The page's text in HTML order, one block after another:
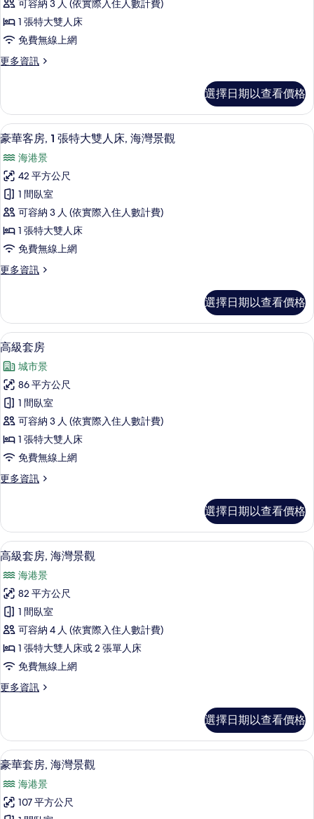
所
有
相
庭
園
的
情
房,
1
張
特
雙
人
床
(Grand)
的
所
有
相
片
可容納 3 人 (依實際入住人數計費)
1 張特大雙人床
免費無線上網
更多資訊
更
客
房,
1
特
大
雙
人
床
(Grand)
的
詳
選擇日期以查看價格
顯
示
豪
華
客
房,
1
張
特
雙
人
床,
海
灣
景
觀
的
所
有
高級寢具、羽絨被、迷你吧、客房內保
7
豪華客房, 1 張特大雙人床, 海灣景觀
海港景
42 平方公尺
1 間臥室
可容納 3 人 (依實際入住人數計費)
1 張特大雙人床
免費無線上網
更多資訊
更
客
房,
1
特
大
雙
人
床,
海
灣
景
的
選擇日期以查看價格
顯
示
高
級
套
房
的
所
有
片
高級套房 | 客廳 | 55-吋 LCD 液晶電視
7
高級套房
城市景
86 平方公尺
1 間臥室
可容納 3 人 (依實際入住人數計費)
1 張特大雙人床
免費無線上網
更多資訊
更
套
房
的
情
選擇日期以查看價格
顯
示
高
級
套
房,
海
灣
景
的
所
有
相
片
高級套房, 海灣景觀 | 高級寢具、羽絨
9
高級套房, 海灣景觀
海港景
82 平方公尺
1 間臥室
可容納 4 人 (依實際入住人數計費)
1 張特大雙人床或 2 張單人床
免費無線上網
更多資訊
更
套
房,
海
景
觀
的
選擇日期以查看價格
顯
示
豪
華
高級寢具、羽絨被、迷你吧、客房內保
9
豪華套房, 海灣景觀
海港景
107 平方公尺